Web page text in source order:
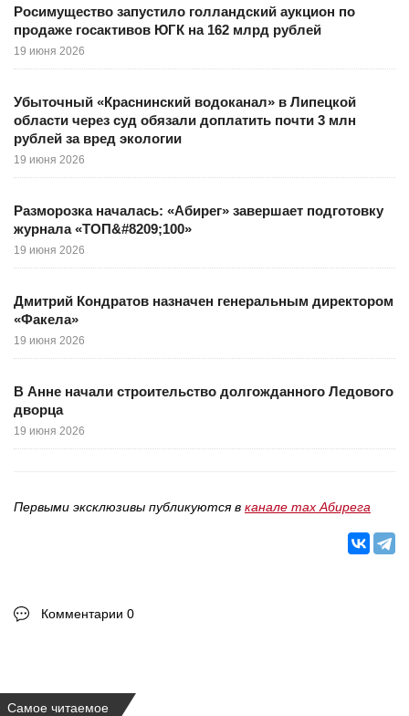
Росимущество запустило голландский аукцион по
продаже госактивов ЮГК на 162 млрд рублей
19 июня 2026
Убыточный «Краснинский водоканал» в Липецкой
области через суд обязали доплатить почти 3 млн
рублей за вред экологии
19 июня 2026
Разморозка началась: «Абирег» завершает подготовку
журнала «ТОП&#8209;100»
19 июня 2026
Дмитрий Кондратов назначен генеральным директором
«Факела»
19 июня 2026
В Анне начали строительство долгожданного Ледового
дворца
19 июня 2026
Первыми эксклюзивы публикуются в канале max Абирега
Комментарии 0
Самое читаемое